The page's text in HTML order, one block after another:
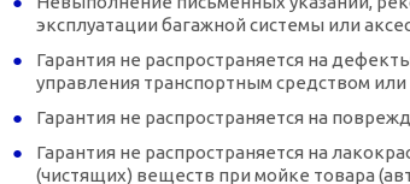
эксплуатации багажной системы или
Гарантия не распространяется на
управления транспортным средством
Гарантия не распространяется на
Гарантия не распространяется на
(чистящих) веществ при мойке товара